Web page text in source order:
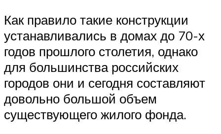
Как правило такие конструкции
устанавливались в домах до 70-х
годов прошлого столетия, однако
для большинства российских
городов они и сегодня составляют
довольно большой объем
существующего жилого фонда.